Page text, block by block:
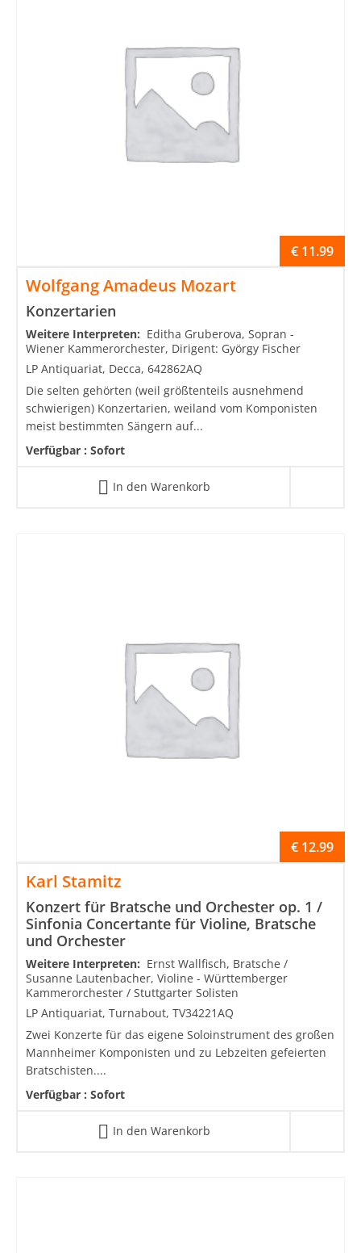
Wolfgang Amadeus Mozart
Konzertarien
€ 11.99
Weitere Interpreten: Editha Gruberova, Sopran -
Wiener Kammerorchester, Dirigent: György Fischer
LP Antiquariat, Decca, 642862AQ
Die selten gehörten (weil größtenteils ausnehmend
schwierigen) Konzertarien, weiland vom Komponisten
meist bestimmten Sängern auf...
Verfügbar : Sofort
In den Warenkorb
Karl Stamitz
Konzert für Bratsche und Orchester op. 1 /
Sinfonia Concertante für Violine, Bratsche
und Orchester
€ 12.99
Weitere Interpreten: Ernst Wallfisch, Bratsche /
Susanne Lautenbacher, Violine - Württemberger
Kammerorchester / Stuttgarter Solisten
LP Antiquariat, Turnabout, TV34221AQ
Zwei Konzerte für das eigene Soloinstrument des großen
Mannheimer Komponisten und zu Lebzeiten gefeierten
Bratschisten....
Verfügbar : Sofort
In den Warenkorb